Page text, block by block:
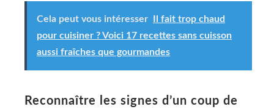
Cela peut vous intéresser
Il fait trop chaud
pour cuisiner ? Voici 17 recettes sans cuisson
aussi fraîches que gourmandes
Reconnaître les signes d’un coup de